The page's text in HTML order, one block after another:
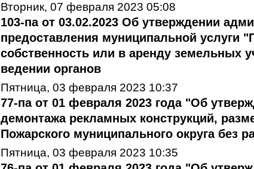
Вторник, 07 февраля 2023 05:08
103-па от 03.02.2023 Об утверждении
предоставления муниципальной услуги
собственность или в аренду земельных
ведении органов
Пятница, 03 февраля 2023 10:37
77-па от 01 февраля 2023 года "Об
демонтажа рекламных конструкций,
Пожарского муниципального округа без
Пятница, 03 февраля 2023 10:35